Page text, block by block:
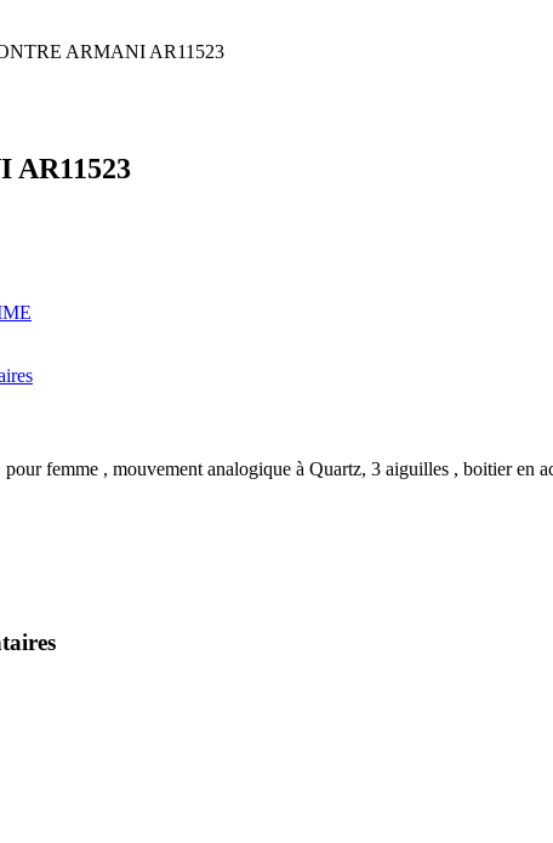
ARMANI AR11523
AR11523
pour femme , mouvement analogique à Quartz, 3 aiguilles , boitier en